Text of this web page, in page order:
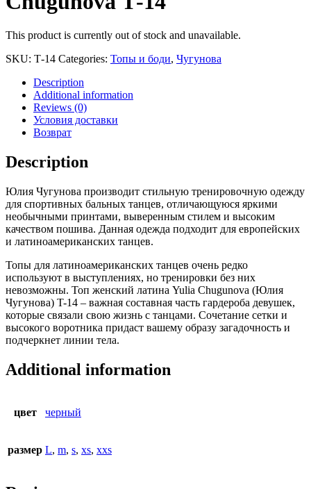
This product is currently out of stock and unavailable.
SKU: Т-14 Categories: Топы и боди, Чугунова
Description
Additional information
Reviews (0)
Условия доставки
Возврат
Description
Юлия Чугунова производит стильную тренировочную одежду
для спортивных бальных танцев, отличающуюся яркими
необычными принтами, выверенным стилем и высоким
качеством пошива. Данная одежда подходит для европейских
и латиноамериканских танцев.
Топы для латиноамериканских танцев очень редко
используют в выступлениях, но тренировки без них
невозможны. Топ женский латина Yulia Chugunova (Юлия
Чугунова) T-14 – важная составная часть гардероба девушек,
которые связали свою жизнь с танцами. Сочетание сетки и
высокого воротника придаст вашему образу загадочность и
подчеркнет линии тела.
Additional information
цвет черный
размер L, m, s, xs, xxs